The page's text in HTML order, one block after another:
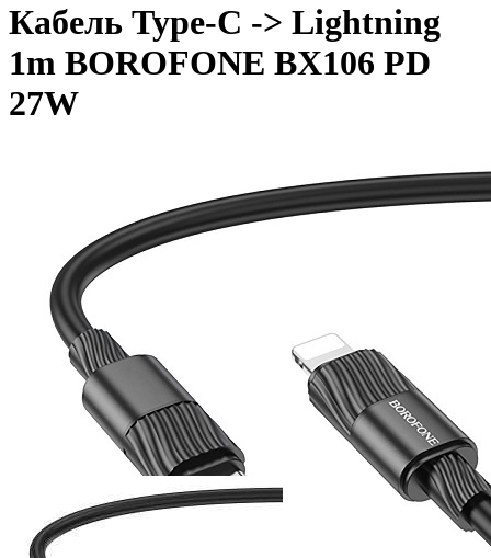
Кабель Type-C -> Lightning
1m BOROFONE BX106 PD
27W